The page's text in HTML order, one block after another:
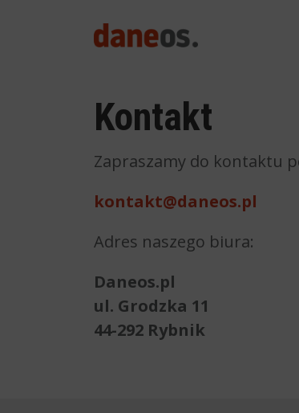
search
Kontakt
Zapraszamy do kontaktu
kontakt@daneos.pl
Adres naszego biura:
Daneos.pl
ul. Grodzka 11
44-292 Rybnik